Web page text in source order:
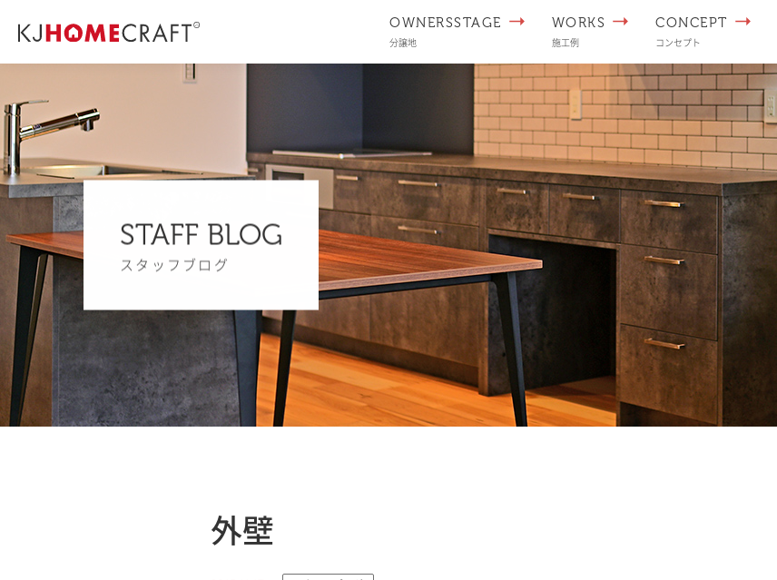
OWNERSSTAGE
分譲地
WORKS
施工例
CONCEPT
コンセプト
STAFF BLOG
スタッフブログ
外壁